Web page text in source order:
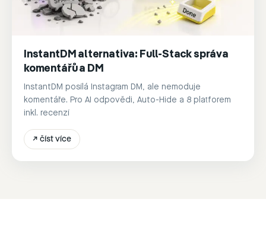
InstantDM alternativa: Full-Stack správa
komentářů a DM
InstantDM posílá Instagram DM, ale nemoduje
komentáře. Pro AI odpovědi, Auto-Hide a 8 platforem
inkl. recenzí
↗ číst více